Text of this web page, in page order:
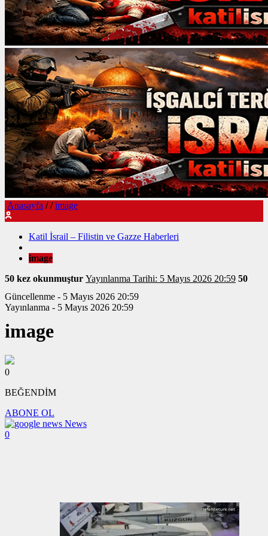
Anasayfa / / image
Katil İsrail – Filistin ve Gazze Haberleri
image
50 kez okunmuştur
Yayınlanma Tarihi: 5 Mayıs 2026 20:59 50
Güncellenme - 5 Mayıs 2026 20:59
Yayınlanma - 5 Mayıs 2026 20:59
image
0
BEĞENDİM
ABONE OL
News
0